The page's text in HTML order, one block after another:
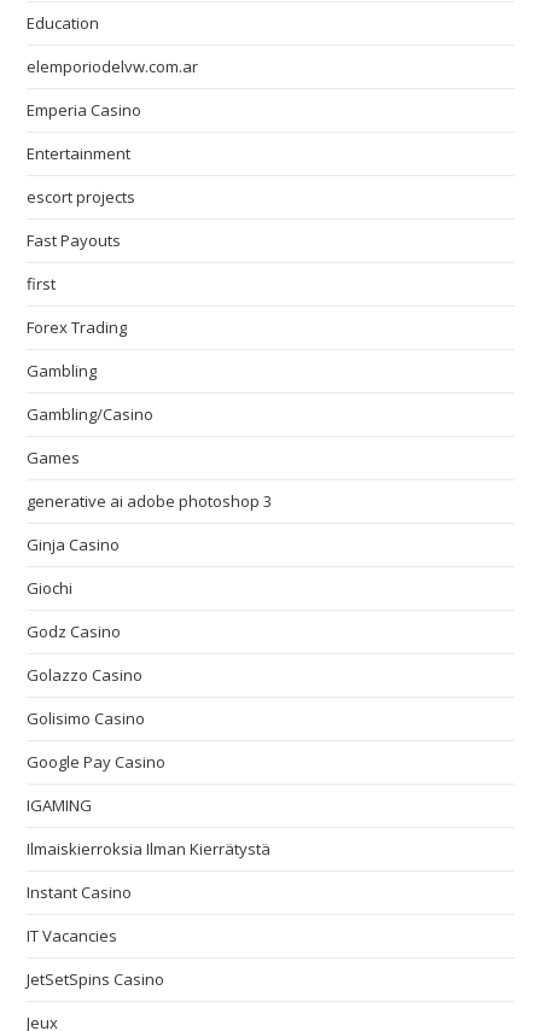
Education
elemporiodelvw.com.ar
Emperia Casino
Entertainment
escort projects
Fast Payouts
first
Forex Trading
Gambling
Gambling/Casino
Games
generative ai adobe photoshop 3
Ginja Casino
Giochi
Godz Casino
Golazzo Casino
Golisimo Casino
Google Pay Casino
IGAMING
Ilmaiskierroksia Ilman Kierrätystä
Instant Casino
IT Vacancies
JetSetSpins Casino
Jeux